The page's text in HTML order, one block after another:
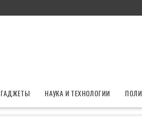
НАУКА И ТЕХНОЛОГИИ